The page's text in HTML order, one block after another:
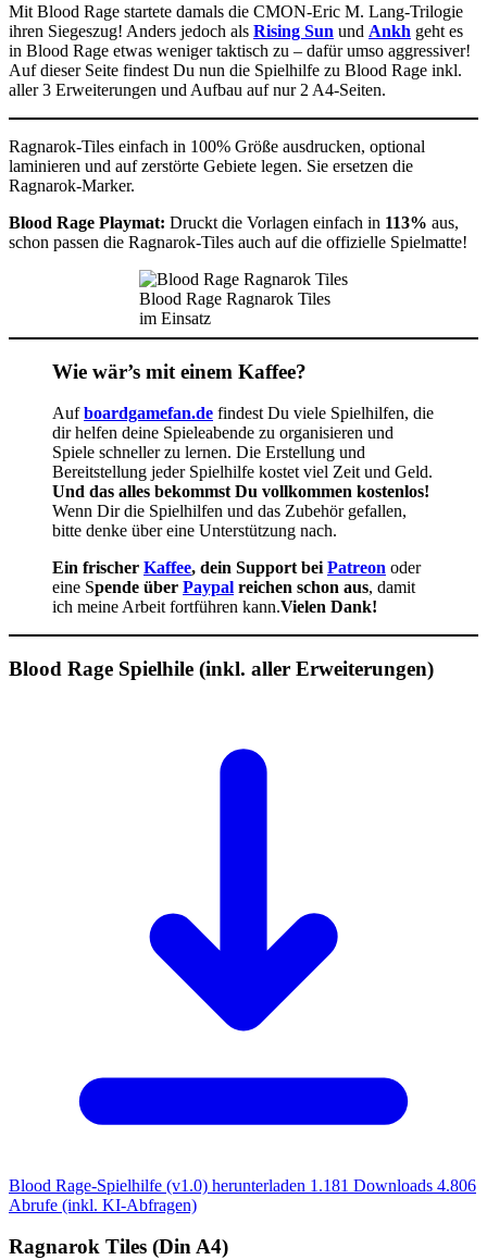
Mit Blood Rage startete damals die CMON-Eric M. Lang-Trilogie
ihren Siegeszug! Anders jedoch als Rising Sun und Ankh geht es
in Blood Rage etwas weniger taktisch zu – dafür umso aggressiver!
Auf dieser Seite findest Du nun die Spielhilfe zu Blood Rage inkl.
aller 3 Erweiterungen und Aufbau auf nur 2 A4-Seiten.
Ragnarok-Tiles einfach in 100% Größe ausdrucken, optional
laminieren und auf zerstörte Gebiete legen. Sie ersetzen die
Ragnarok-Marker.
Blood Rage Playmat: Druckt die Vorlagen einfach in 113% aus,
schon passen die Ragnarok-Tiles auch auf die offizielle Spielmatte!
Blood Rage Ragnarok Tiles
im Einsatz
Wie wär’s mit einem Kaffee?
Aufboardgamefan.de findest Du viele Spielhilfen, die
dir helfen deine Spieleabende zu organisieren und
Spiele schneller zu lernen. Die Erstellung und
Bereitstellung jeder Spielhilfe kostet viel Zeit und Geld.
Und das alles bekommst Du vollkommen kostenlos!
Wenn Dir die Spielhilfen und das Zubehör gefallen,
bitte denke über eine Unterstützung nach.
Ein frischer Kaffee, dein Support bei Patreon oder
eine Spende über Paypal reichen schon aus, damit
ich meine Arbeit fortführen kann.Vielen Dank!
Blood Rage Spielhile (inkl. aller Erweiterungen)
Blood Rage-Spielhilfe (v1.0) herunterladen 1.181 Downloads 4.806
Abrufe (inkl. KI-Abfragen)
Ragnarok Tiles (Din A4)